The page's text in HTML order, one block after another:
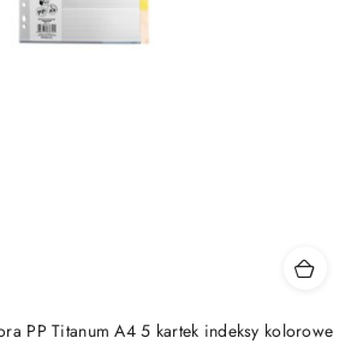
PP Titanum A4 5 kartek indeksy kolorowe